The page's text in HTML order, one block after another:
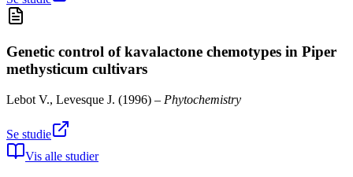
Genetic control of kavalactone chemotypes in Piper
methysticum cultivars
Lebot V., Levesque J. (1996) – Phytochemistry
Se studie
Vis alle studier